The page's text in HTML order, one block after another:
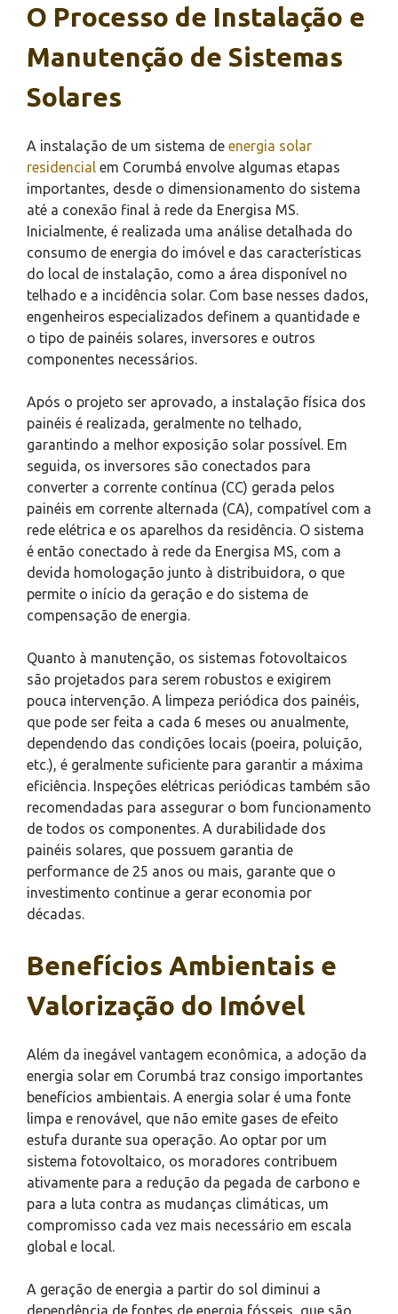
O Processo de Instalação e
Manutenção de Sistemas
Solares
A instalação de um sistema de energia solar
residencial em Corumbá envolve algumas etapas
importantes, desde o dimensionamento do sistema
até a conexão final à rede da Energisa MS.
Inicialmente, é realizada uma análise detalhada do
consumo de energia do imóvel e das características
do local de instalação, como a área disponível no
telhado e a incidência solar. Com base nesses dados,
engenheiros especializados definem a quantidade e
o tipo de painéis solares, inversores e outros
componentes necessários.
Após o projeto ser aprovado, a instalação física dos
painéis é realizada, geralmente no telhado,
garantindo a melhor exposição solar possível. Em
seguida, os inversores são conectados para
converter a corrente contínua (CC) gerada pelos
painéis em corrente alternada (CA), compatível com a
rede elétrica e os aparelhos da residência. O sistema
é então conectado à rede da Energisa MS, com a
devida homologação junto à distribuidora, o que
permite o início da geração e do sistema de
compensação de energia.
Quanto à manutenção, os sistemas fotovoltaicos
são projetados para serem robustos e exigirem
pouca intervenção. A limpeza periódica dos painéis,
que pode ser feita a cada 6 meses ou anualmente,
dependendo das condições locais (poeira, poluição,
etc.), é geralmente suficiente para garantir a máxima
eficiência. Inspeções elétricas periódicas também são
recomendadas para assegurar o bom funcionamento
de todos os componentes. A durabilidade dos
painéis solares, que possuem garantia de
performance de 25 anos ou mais, garante que o
investimento continue a gerar economia por
décadas.
Benefícios Ambientais e
Valorização do Imóvel
Além da inegável vantagem econômica, a adoção da
energia solar em Corumbá traz consigo importantes
benefícios ambientais. A energia solar é uma fonte
limpa e renovável, que não emite gases de efeito
estufa durante sua operação. Ao optar por um
sistema fotovoltaico, os moradores contribuem
ativamente para a redução da pegada de carbono e
para a luta contra as mudanças climáticas, um
compromisso cada vez mais necessário em escala
global e local.
A geração de energia a partir do sol diminui a
dependência de fontes de energia fósseis, que são